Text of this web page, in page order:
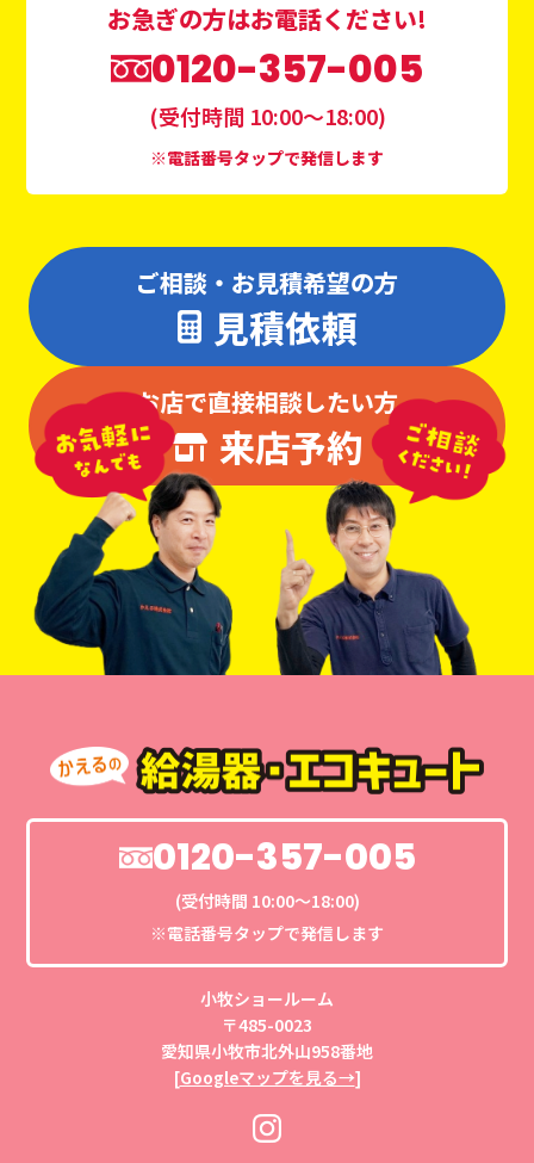
お急ぎの方はお電話ください!
0120-357-005
(受付時間 10:00〜18:00)
※電話番号タップで発信します
ご相談・お見積希望の方
見積依頼
お店で直接相談したい方
来店予約
0120-357-005
(受付時間 10:00〜18:00)
※電話番号タップで発信します
小牧ショールーム
〒485-0023
愛知県小牧市北外山958番地
[Googleマップを見る→]